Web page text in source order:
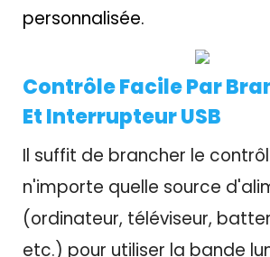
personnalisée.
Contrôle Facile Par
Et Interrupteur USB
Il suffit de brancher le
n'importe quelle source
(ordinateur, téléviseur,
etc.) pour utiliser la bande